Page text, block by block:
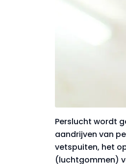
Perslucht wordt
aandrijven van
vetspuiten, het
(luchtgommen)